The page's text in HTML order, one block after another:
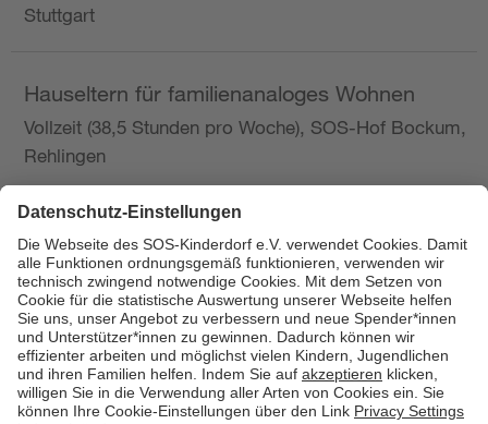
Stuttgart
Hauseltern für familienanaloges Wohnen
Vollzeit (38,5 Stunden pro Woche), SOS-Hof Bockum,
Rehlingen
Hauswirtschafterin / Köchin (m/w/d) als
Ausbilderin (m/w/d) im Bereich
Nahrungszubereitung
in Vollzeit (38,5 Std./Wo.), SOS-Kinderdorf
Saarbrücken, Saarbrücken